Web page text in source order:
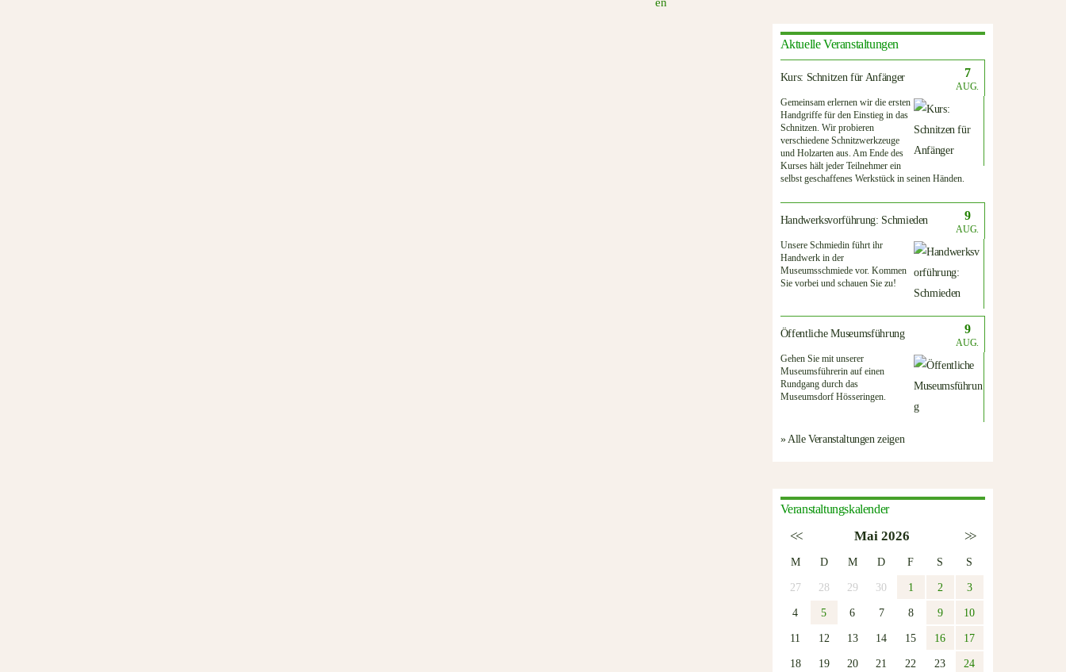
Aktuelle Veranstaltungen
Kurs: Schnitzen für Anfänger 7
AUG.
Gemeinsam erlernen wir die ersten
Handgriffe für den Einstieg in das
Schnitzen. Wir probieren
verschiedene Schnitzwerkzeuge
und Holzarten aus. Am Ende des
Kurses hält jeder Teilnehmer ein
selbst geschaffenes Werkstück in seinen Händen.
Handwerksvorführung: Schmieden 9
AUG.
Unsere Schmiedin führt ihr
Handwerk in der
Museumsschmiede vor. Kommen
Sie vorbei und schauen Sie zu!
Öffentliche Museumsführung 9
AUG.
Gehen Sie mit unserer
Museumsführerin auf einen
Rundgang durch das
Museumsdorf Hösseringen.
» Alle Veranstaltungen zeigen
Veranstaltungskalender
<< Mai 2026 >>
M D M D F S
S
27
28 29 30 1 2
3
4
5 6 7 8 9
10
11
12 13 14 15 16
17
18
19 20 21 22 23
24